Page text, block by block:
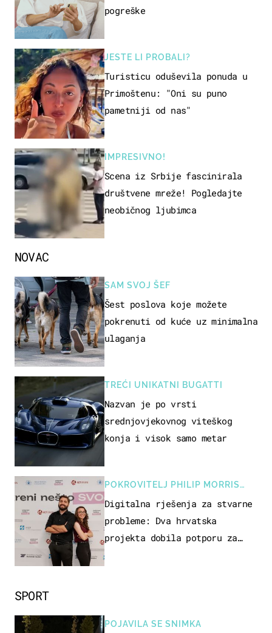
pogreške
JESTE LI PROBALI?
Turisticu oduševila ponuda u
Primoštenu: "Oni su puno
pametniji od nas"
IMPRESIVNO!
Scena iz Srbije fascinirala
društvene mreže! Pogledajte
neobičnog ljubimca
SPORT
POJAVILA SE SNIMKA
NOVAC
SAM SVOJ ŠEF
Šest poslova koje možete
pokrenuti od kuće uz minimalna
ulaganja
TREĆI UNIKATNI BUGATTI
Nazvan je po vrsti
srednjovjekovnog viteškog
konja i visok samo metar
POKROVITELJ PHILIP MORRIS
ZAGREB
Digitalna rješenja za stvarne
probleme: Dva hrvatska
projekta dobila potporu za